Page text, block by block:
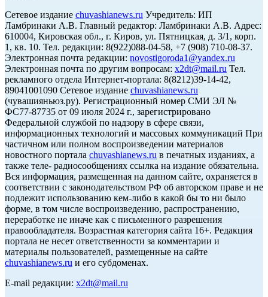
Сетевое издание chuvashianews.ru Учредитель: ИП
Ламбринаки А.В. Главный редактор: Ламбринаки А.В. Адрес:
610004, Кировская обл., г. Киров, ул. Пятницкая, д. 3/1, корп.
1, кв. 10. Тел. редакции: 8(922)088-04-58, +7 (908) 710-08-37.
Электронная почта редакции: novostigoroda1@yandex.ru
Электронная почта по другим вопросам: x2dt@mail.ru Тел.
рекламного отдела Интернет-портала: 8(8212)39-14-42,
89041001090 Сетевое издание chuvashianews.ru
(чувашияньюз.ру). Регистрационный номер СМИ ЭЛ №
ФС77-87735 от 09 июля 2024 г., зарегистрировано
Федеральной службой по надзору в сфере связи,
информационных технологий и массовых коммуникаций При
частичном или полном воспроизведении материалов
новостного портала chuvashianews.ru в печатных изданиях, а
также теле- радиосообщениях ссылка на издание обязательна.
Вся информация, размещенная на данном сайте, охраняется в
соответствии с законодательством РФ об авторском праве и не
подлежит использованию кем-либо в какой бы то ни было
форме, в том числе воспроизведению, распространению,
переработке не иначе как с письменного разрешения
правообладателя. Возрастная категория сайта 16+. Редакция
портала не несет ответственности за комментарии и
материалы пользователей, размещенные на сайте
chuvashianews.ru и его субдоменах.
E-mail редакции: x2dt@mail.ru